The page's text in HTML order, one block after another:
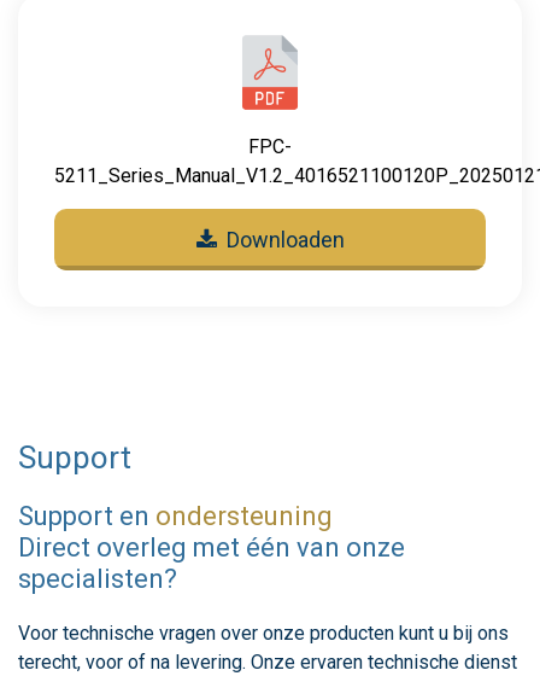
FPC-
Downloaden
Support
Support en ondersteuning
Direct overleg met één van onze
specialisten?
Voor technische vragen over onze producten kunt u bij ons
terecht, voor of na levering. Onze ervaren technische dienst